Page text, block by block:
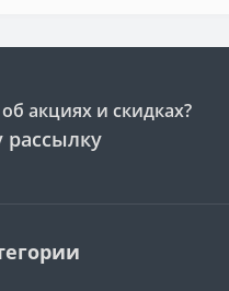
акциях и скидках?